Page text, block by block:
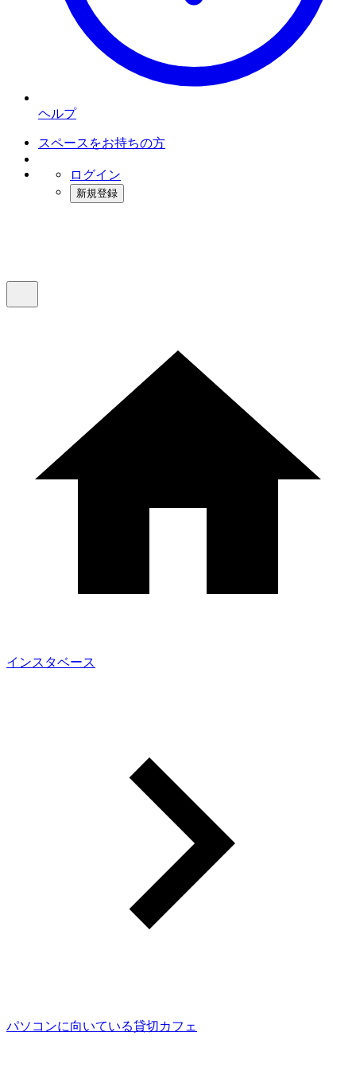
ヘルプ
スペースをお持ちの方
ログイン
新規登録
インスタベース
パソコンに向いている貸切カフェ